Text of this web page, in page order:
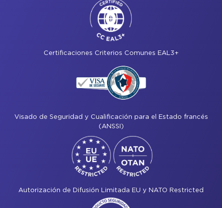
Certificaciones Criterios Comunes EAL3+
Visado de Seguridad y Cualificación para el Estado francés
(ANSSI)
Autorización de Difusión Limitada EU y NATO Restricted